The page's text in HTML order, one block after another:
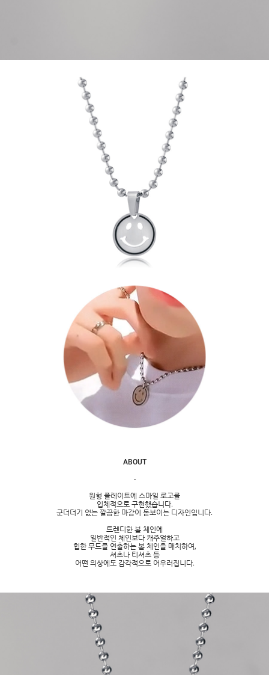
ABOUT
-
원형 플레이트에 스마일 로고를
입체적으로 구현했습니다.
군더더기 없는 깔끔한 마감이 돋보이는 디자인입니다.
트렌디한 볼 체인에
일반적인 체인보다 캐주얼하고
힙한 무드를 연출하는 볼 체인을 매치하여,
셔츠나 티셔츠 등
어떤 의상에도 감각적으로 어우러집니다.